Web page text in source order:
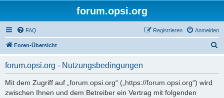
forum.opsi.org
FAQ Anmelden
Registrieren
Foren-Übersicht
forum.opsi.org - Nutzungsbedingungen
Mit dem Zugriff auf „forum.opsi.org“ („https://forum.opsi.org“) wird
zwischen Ihnen und dem Betreiber ein Vertrag mit folgenden